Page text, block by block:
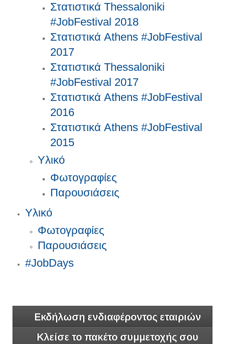
Στατιστικά Thessaloniki
#JobFestival 2018
Στατιστικά Athens #JobFestival
2017
Στατιστικά Thessaloniki
#JobFestival 2017
Στατιστικά Athens #JobFestival
2016
Στατιστικά Athens #JobFestival
2015
Υλικό
Φωτογραφίες
Παρουσιάσεις
Υλικό
Φωτογραφίες
Παρουσιάσεις
#JobDays
Εκδήλωση ενδιαφέροντος εταιριών
Κλείσε το πακέτο συμμετοχής σου